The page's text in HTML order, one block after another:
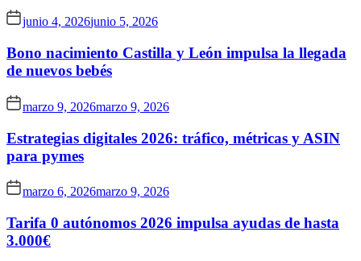
junio 4, 2026junio 5, 2026
Bono nacimiento Castilla y León impulsa la llegada
de nuevos bebés
marzo 9, 2026marzo 9, 2026
Estrategias digitales 2026: tráfico, métricas y ASIN
para pymes
marzo 6, 2026marzo 9, 2026
Tarifa 0 autónomos 2026 impulsa ayudas de hasta
3.000€